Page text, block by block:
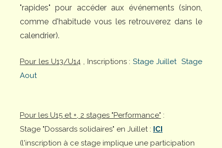
"rapides" pour accéder aux événements (sinon,
comme d'habitude vous les retrouverez dans le
calendrier).
Pour les U13/U14, Inscriptions :Stage Juillet Stage
Aout
Pour les U15 et +, 2 stages "Performance" :
Stage "Dossards solidaires" en Juillet : ICI
(l'inscription à ce stage implique une participation